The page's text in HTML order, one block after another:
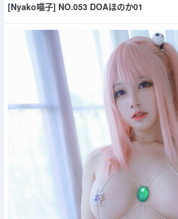
[Nyako喵子] NO.053 DOAほのか01